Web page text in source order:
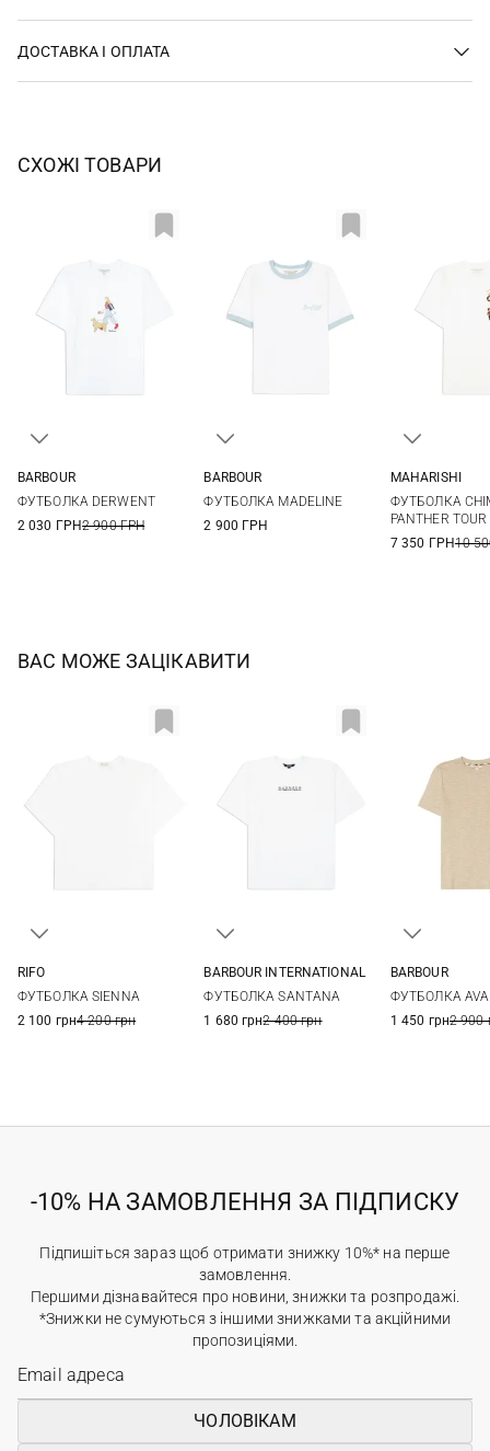
ДОСТАВКА І ОПЛАТА
СХОЖІ ТОВАРИ
BARBOUR
ФУТБОЛКА DERWENT
2 030 ГРН2 900 ГРН
BARBOUR
ФУТБОЛКА MADELINE
2 900 ГРН
MAHARISHI
ФУТБОЛКА
PANTHER TOUR
7 350 ГРН10
ВАС МОЖЕ ЗАЦІКАВИТИ
RIFO
ФУТБОЛКА SIENNA
2 100 грн4 200 грн
BARBOUR INTERNATIONAL
ФУТБОЛКА SANTANA
1 680 грн2 400 грн
BARBOUR
ФУТБОЛКА AVA
1 450 грн2 900
-10% НА ЗАМОВЛЕННЯ ЗА ПІДПИСКУ
Підпишіться зараз щоб отримати знижку 10%* на перше
замовлення.
Першими дізнавайтеся про новини, знижки та розпродажі.
*Знижки не сумуються з іншими знижками та акційними
пропозиціями.
ЧОЛОВІКАМ